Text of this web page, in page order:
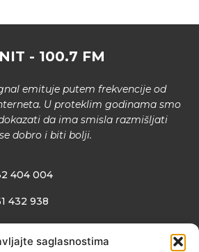
saglasnostima
- 100.7 FM
emituje putem frekvencije od
U proteklim godinama smo
da ima smisla razmišljati
dobro i biti bolji.
404 004
432 938